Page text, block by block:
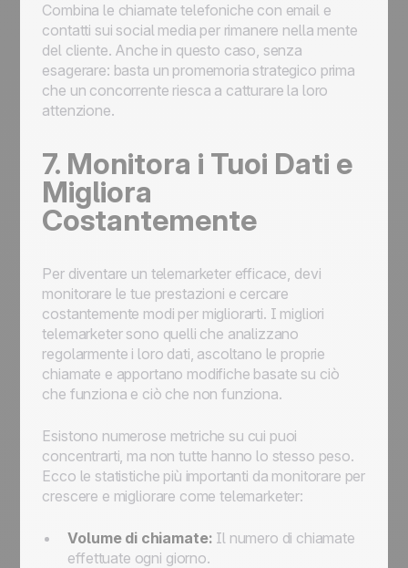
Combina le chiamate telefoniche con email e
contatti sui social media per rimanere nella mente
del cliente. Anche in questo caso, senza
esagerare: basta un promemoria strategico prima
che un concorrente riesca a catturare la loro
attenzione.
7. Monitora i Tuoi Dati e
Migliora
Costantemente
Per diventare un telemarketer efficace, devi
monitorare le tue prestazioni e cercare
costantemente modi per migliorarti. I migliori
telemarketer sono quelli che analizzano
regolarmente i loro dati, ascoltano le proprie
chiamate e apportano modifiche basate su ciò
che funziona e ciò che non funziona.
Esistono numerose metriche su cui puoi
concentrarti, ma non tutte hanno lo stesso peso.
Ecco le statistiche più importanti da monitorare per
crescere e migliorare come telemarketer:
Volume di chiamate: Il numero di chiamate
effettuate ogni giorno.